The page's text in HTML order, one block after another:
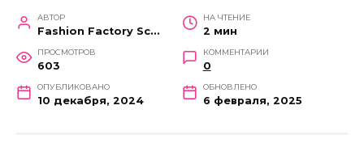
АВТОР
Fashion Factory School
НА ЧТЕНИЕ
2 мин
ПРОСМОТРОВ
603
КОММЕНТАРИИ
0
ОПУБЛИКОВАНО
10 декабря, 2024
ОБНОВЛЕНО
6 февраля, 2025